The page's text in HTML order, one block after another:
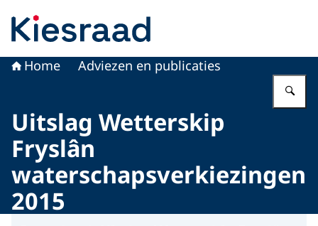
Home Adviezen en publicaties
Uitslag Wetterskip
Fryslân
waterschapsverkiezingen
2015